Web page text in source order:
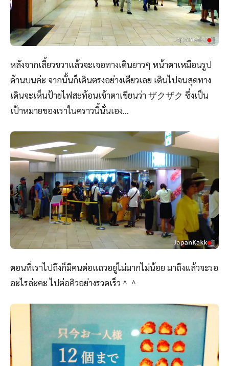
หลังจากเลี้ยวขวาแล้วจะเจอทางเดินยาวๆ หน้าตาเหมือนรูป
ด้านบนค่ะ จากนั้นก็เดินตรงอย่างเดียวเลย เดินไปจนสุดทาง
เดินจะเห็นป้ายไฟสะท้อนเข้าตาเขียนว่า ザクザク ซึ่งเป็น
เป้าหมายของเราในคราวนี้นั่นเอง…
ตอนที่เราไปถึงก็มีคนต่อแถวอยู่ไม่มากไม่น้อย มาถึงแล้วจะรอ
อะไรล่ะคะ ไปต่อคิวอย่างรวดเร็ว＾＾